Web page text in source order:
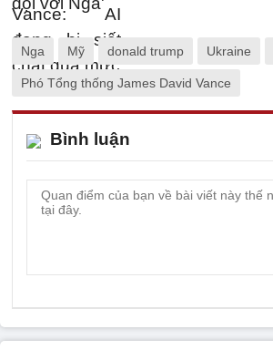
Nga Mỹ donald trump Ukraine
Phó Tổng thống James David Vance
Bình luận